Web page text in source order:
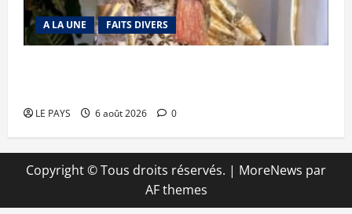
A LA UNE FAITS DIVERS
LE PAYS 6 août 2026 0
Copyright © Tous droits réservés. | MoreNews par
AF themes